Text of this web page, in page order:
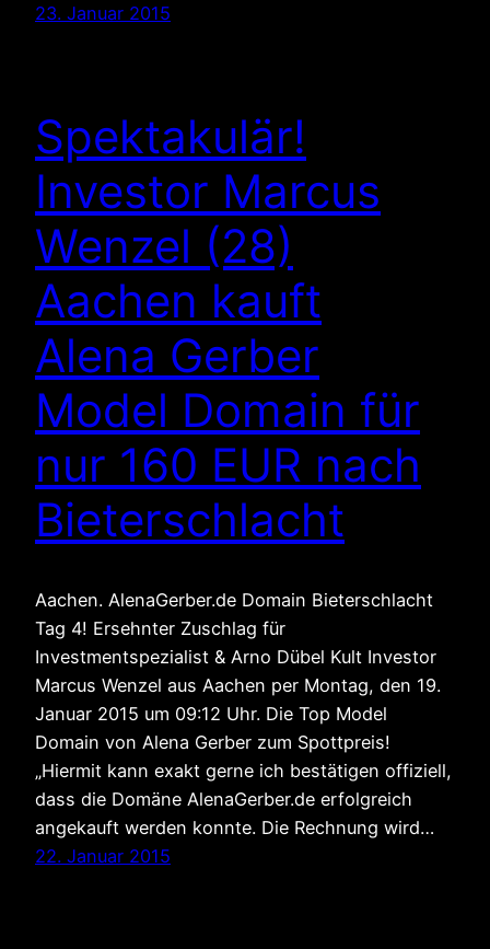
23. Januar 2015
Spektakulär!
Investor Marcus
Wenzel (28)
Aachen kauft
Alena Gerber
Model Domain für
nur 160 EUR nach
Bieterschlacht
Aachen. AlenaGerber.de Domain Bieterschlacht
Tag 4! Ersehnter Zuschlag für
Investmentspezialist & Arno Dübel Kult Investor
Marcus Wenzel aus Aachen per Montag, den 19.
Januar 2015 um 09:12 Uhr. Die Top Model
Domain von Alena Gerber zum Spottpreis!
„Hiermit kann exakt gerne ich bestätigen offiziell,
dass die Domäne AlenaGerber.de erfolgreich
angekauft werden konnte. Die Rechnung wird…
22. Januar 2015